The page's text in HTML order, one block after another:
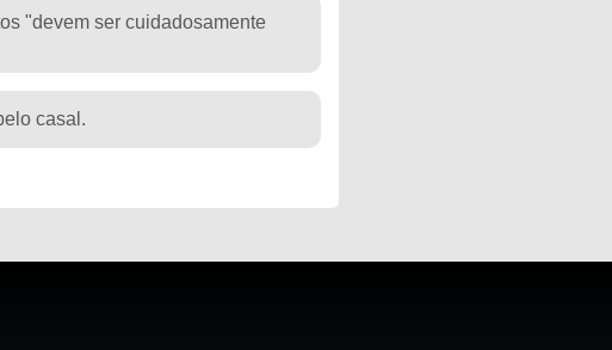
"devem ser cuidadosamente
casal.